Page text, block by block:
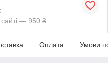
— 950 ₴
Оплата Умови